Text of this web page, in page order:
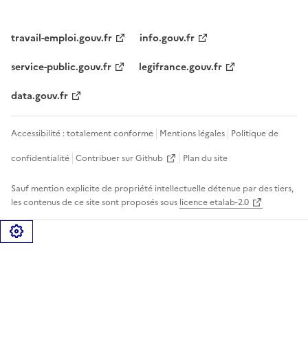
travail-emploi.gouv.fr
info.gouv.fr
service-public.gouv.fr
legifrance.gouv.fr
data.gouv.fr
Accessibilité : totalement conforme Mentions légales Politique de
confidentialité Contribuer sur Github Plan du site
Sauf mention explicite de propriété intellectuelle détenue par des tiers,
les contenus de ce site sont proposés sous licence etalab-2.0
Gérer les cookies